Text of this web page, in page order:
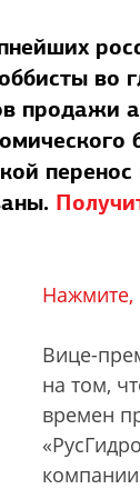
во
продажи
Нажмите,
Вице-
на том,
времен